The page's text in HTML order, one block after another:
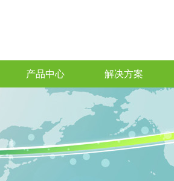
产品中心 解决方案